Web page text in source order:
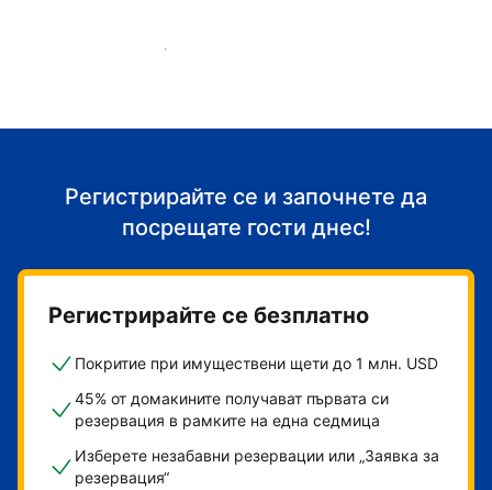
Започнете да приемате гости
Регистрирайте се и започнете да
посрещате гости днес!
Регистрирайте се безплатно
Покритие при имуществени щети до 1 млн. USD
45% от домакините получават първата си
резервация в рамките на една седмица
Изберете незабавни резервации или „Заявка за
резервация“